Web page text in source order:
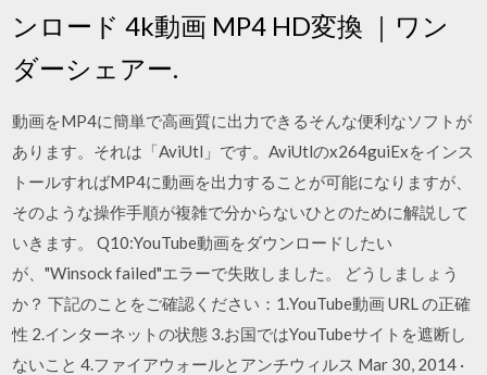
ンロード 4k動画 MP4 HD変換 ｜ワン
ダーシェアー.
動画をMP4に簡単で高画質に出力できるそんな便利なソフトが
あります。それは「AviUtl」です。AviUtlのx264guiExをインス
トールすればMP4に動画を出力することが可能になりますが、
そのような操作手順が複雑で分からないひとのために解説して
いきます。 Q10:YouTube動画をダウンロードしたい
が、"Winsock failed"エラーで失敗しました。 どうしましょう
か？ 下記のことをご確認ください：1.YouTube動画 URL の正確
性 2.インターネットの状態 3.お国ではYouTubeサイトを遮断し
ないこと 4.ファイアウォールとアンチウィルス Mar 30, 2014 ·